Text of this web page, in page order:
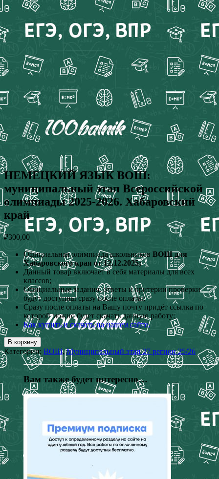
НЕМЕЦКИЙ ЯЗЫК ВОШ:
муниципальный этап Всероссийской
олимпиады 2025-2026. Хабаровский
край
₽300,00
Официальная олимпиада школьников ВОШ для
Хабаровского края от 12.12.2025;
Данный товар включает в себя материалы для всех
классов;
Официальные задания, ответы и критерии проверки
будут доступны сразу после оплаты;
Сразу после оплаты на Вашу почту придёт ссылка по
которой можно будет скачать данную работу;
Как купить и скачать на нашем сайте.
В корзину
Категории: ВОШ,Муниципальный этап 27 регион 25/26
Вам также будет интересно…